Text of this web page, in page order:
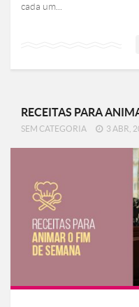
cada um...
RECEITAS PARA
SEM CATEGORIA 3 ABR,